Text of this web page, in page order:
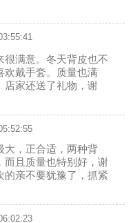
很满意。冬天背皮也不
欢戴手套。质量也满
店家还送了礼物，谢
大，正合适，两种背
而且质量也特别好，谢
的亲不要犹豫了，抓紧